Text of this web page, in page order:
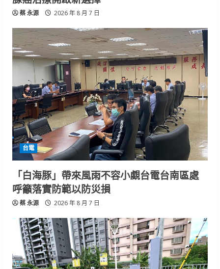
蔡 永源 2026 年 8 月 7 日
台電
「白海豚」帶來風雨不容小覷台電台南區處
呼籲落實防範以防災損
蔡 永源 2026 年 8 月 7 日